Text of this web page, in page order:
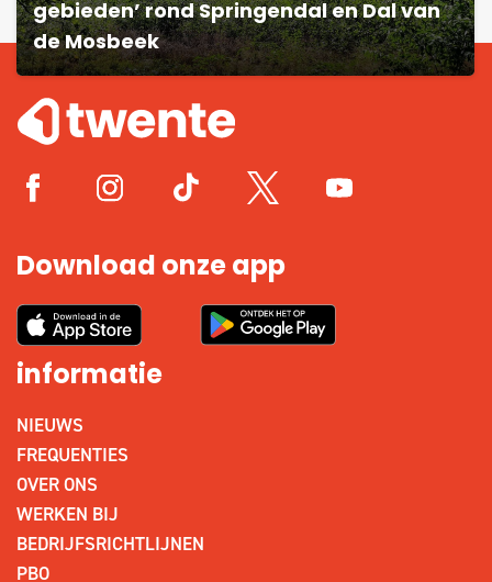
gebieden’ rond Springendal en Dal van
de Mosbeek
Download onze app
informatie
NIEUWS
FREQUENTIES
OVER ONS
WERKEN BIJ
BEDRIJFSRICHTLIJNEN
PBO